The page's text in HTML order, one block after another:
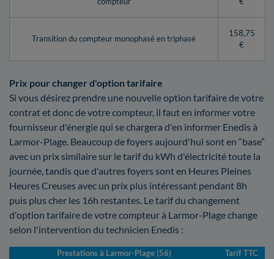
Transition du compteur monophasé en triphasé
158,75
€
Prix pour changer d'option tarifaire
Si vous désirez prendre une nouvelle option tarifaire de votre
contrat et donc de votre compteur, il faut en informer votre
fournisseur d'énergie qui se chargera d'en informer Enedis à
Larmor-Plage. Beaucoup de foyers aujourd'hui sont en “base”
avec un prix similaire sur le tarif du kWh d'électricité toute la
journée, tandis que d'autres foyers sont en Heures Pleines
Heures Creuses avec un prix plus intéressant pendant 8h
puis plus cher les 16h restantes. Le tarif du changement
d'option tarifaire de votre compteur à Larmor-Plage change
selon l'intervention du technicien Enedis :
Prestations à Larmor-Plage (56) Tarif TTC